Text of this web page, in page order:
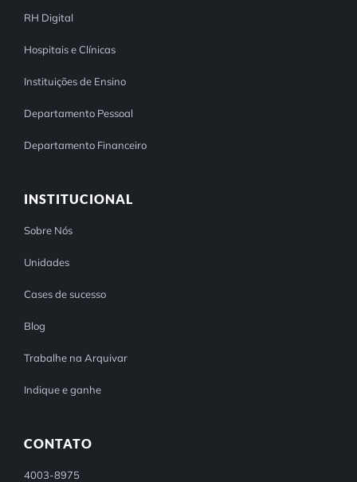
RH Digital
Hospitais e Clínicas
Instituições de Ensino
Departamento Pessoal
Departamento Financeiro
INSTITUCIONAL
Sobre Nós
Unidades
Cases de sucesso
Blog
Trabalhe na Arquivar
Indique e ganhe
CONTATO
4003-8975